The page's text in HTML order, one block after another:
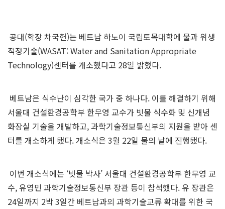
공대(학장 차국헌)는 베트남 하노이 국립토목대학에 물과 위생
적정기술(WASAT: Water and Sanitation Appropriate
Technology)센터를 개소했다고 28일 밝혔다.
베트남은 식수난이 심각한 국가 중 하나다. 이를 해결하기 위해
서울대 건설환경공학부 한무영 교수가 빗물 식수화 및 신개념
화장실 기술을 개발하고, 과학기술정보통신부의 지원을 받아 센
터를 개소하게 됐다. 개소식은 3월 22일 물의 날에 진행됐다.
이번 개소식에는 ‘빗물 박사’ 서울대 건설환경공학부 한무영 교
수, 유영민 과학기술정보통신부 장관 등이 참석했다. 유 장관은
24일까지 2박 3일간 베트남과의 과학기술교류 확대를 위한 국